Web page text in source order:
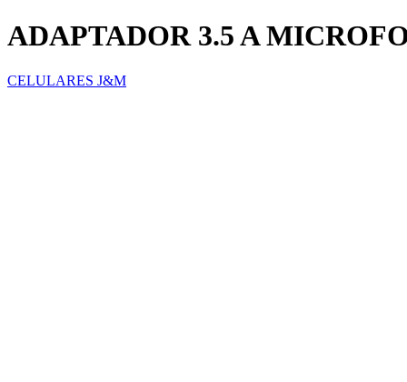
ADAPTADOR 3.5 A
CELULARES J&M